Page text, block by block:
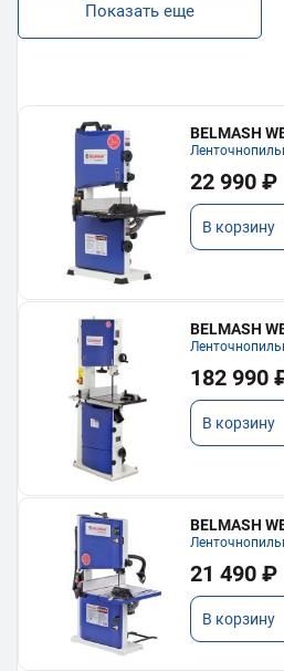
Показать еще
BELMASH
22 990 ₽
В корзину
BELMASH
182 990
В корзину
BELMASH
21 490 ₽
В корзину